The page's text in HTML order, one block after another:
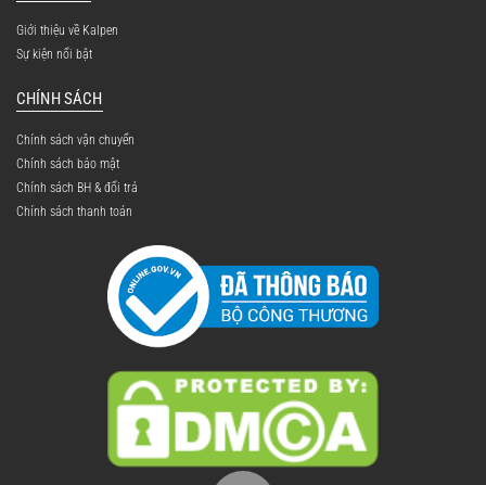
Giới thiệu về Kalpen
Sự kiện nổi bật
CHÍNH SÁCH
Chính sách vận chuyển
Chính sách bảo mật
Chính sách BH & đổi trả
Chính sách thanh toán